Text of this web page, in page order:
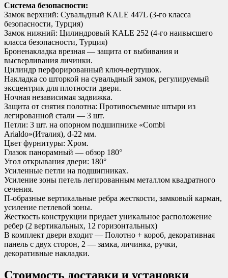
Система безопасности:
Замок верхний: Сувальдный KALE 447L (3-го класса
безопасности, Турция)
Замок нижний: Цилиндровый KALE 252 (4-го наивысшего
класса безопасности, Турция)
Броненакладка врезная — защита от выбивания и
высверливания личинки.
Цилиндр перфорированный ключ-вертушок.
Накладка со шторкой на сувальдный замок, регулируемый
эксцентрик для плотности двери.
Ночная независимая задвижка.
Защита от снятия полотна: Противосъемные штыри из
легированной стали — 3 шт.
Петли: 3 шт. на опорном подшипнике «Combi
Arialdo»(Италия), d-22 мм.
Цвет фурнитуры: Хром.
Глазок панорамный — обзор 180°
Угол открывания двери: 180°
Усиленные петли на подшипниках.
Усиление зоны петель легированным металлом квадратного
сечения.
П-образные вертикальные ребра жесткости, замковый карман,
усиление петлевой зоны.
Жесткость конструкции придает уникальное расположение
ребер (2 вертикальных, 12 горизонтальных)
В комплект двери входит — Полотно + короб, декоративная
панель с двух сторон, 2 — замка, личинка, ручки,
декоративные накладки.
Стоимость доставки и установки